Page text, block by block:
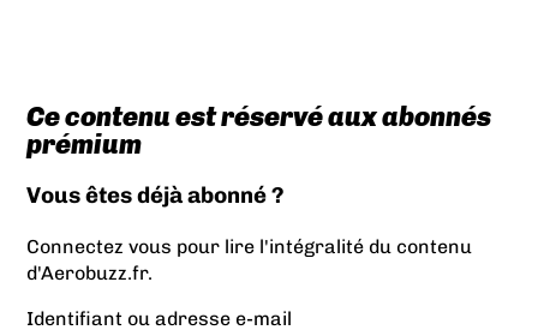
Ce contenu est réservé aux abonnés
prémium
Vous êtes déjà abonné ?
Connectez vous pour lire l'intégralité du contenu
d'Aerobuzz.fr.
Identifiant ou adresse e-mail